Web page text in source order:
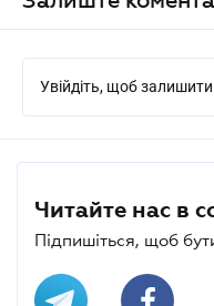
Увійдіть, щоб
Читайте нас в
Підпишіться, щоб